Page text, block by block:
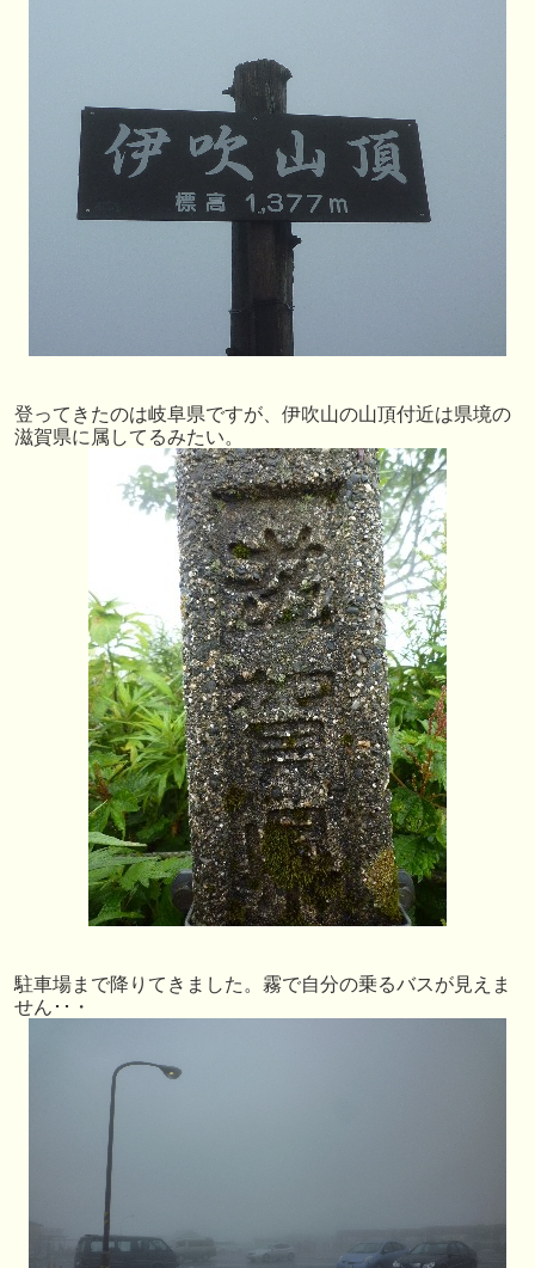
登ってきたのは岐阜県ですが、伊吹山の山頂付近は県境の
滋賀県に属してるみたい。
駐車場まで降りてきました。霧で自分の乗るバスが見えま
せん･･・